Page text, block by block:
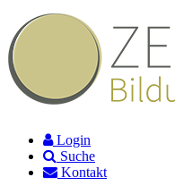
Login
Suche
Kontakt